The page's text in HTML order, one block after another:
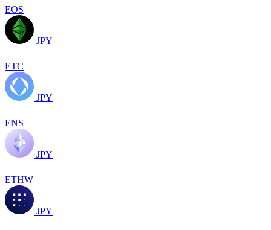
EOS
JPY
ETC
JPY
ENS
JPY
ETHW
JPY